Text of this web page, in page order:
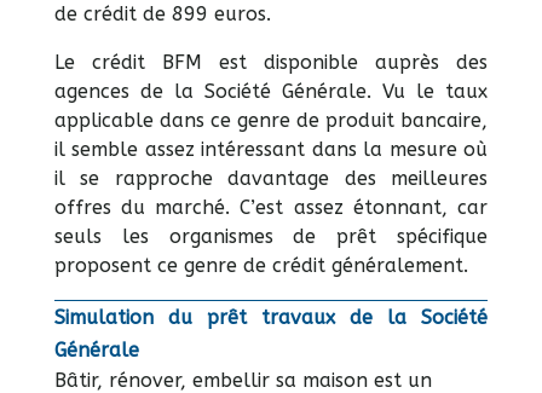
de crédit de 899 euros.
Le crédit BFM est disponible auprès des
agences de la Société Générale. Vu le taux
applicable dans ce genre de produit bancaire,
il semble assez intéressant dans la mesure où
il se rapproche davantage des meilleures
offres du marché. C’est assez étonnant, car
seuls les organismes de prêt spécifique
proposent ce genre de crédit généralement.
Simulation du prêt travaux de la Société
Générale
Bâtir, rénover, embellir sa maison est un